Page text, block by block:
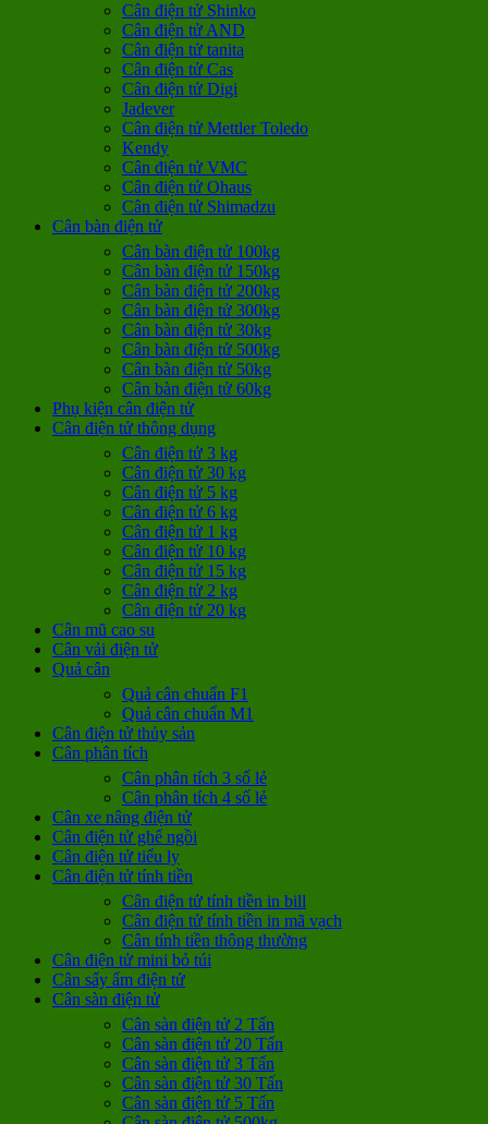
Cân điện tử Shinko
Cân điện tử AND
Cân điện tử tanita
Cân điện tử Cas
Cân điện tử Digi
Jadever
Cân điện tử Mettler Toledo
Kendy
Cân điện tử VMC
Cân điện tử Ohaus
Cân điện tử Shimadzu
Cân bàn điện tử
Cân bàn điện tử 100kg
Cân bàn điện tử 150kg
Cân bàn điện tử 200kg
Cân bàn điện tử 300kg
Cân bàn điện tử 30kg
Cân bàn điện tử 500kg
Cân bàn điện tử 50kg
Cân bàn điện tử 60kg
Phụ kiện cân điện tử
Cân điện tử thông dụng
Cân điện tử 3 kg
Cân điện tử 30 kg
Cân điện tử 5 kg
Cân điện tử 6 kg
Cân điện tử 1 kg
Cân điện tử 10 kg
Cân điện tử 15 kg
Cân điện tử 2 kg
Cân điện tử 20 kg
Cân mũ cao su
Cân vải điện tử
Quả cân
Quả cân chuẩn F1
Quả cân chuẩn M1
Cân điện tử thủy sản
Cân phân tích
Cân phân tích 3 số lẻ
Cân phân tích 4 số lẻ
Cân xe nâng điện tử
Cân điện tử ghế ngồi
Cân điện tử tiểu ly
Cân điện tử tính tiền
Cân điện tử tính tiền in bill
Cân điện tử tính tiền in mã vạch
Cân tính tiền thông thường
Cân điện tử mini bỏ túi
Cân sấy ẩm điện tử
Cân sàn điện tử
Cân sàn điện tử 2 Tấn
Cân sàn điện tử 20 Tấn
Cân sàn điện tử 3 Tấn
Cân sàn điện tử 30 Tấn
Cân sàn điện tử 5 Tấn